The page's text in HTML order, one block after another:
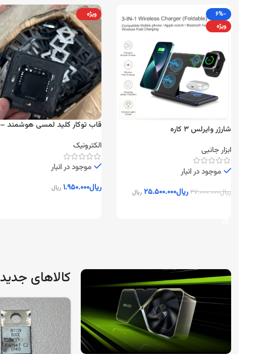
-۶%
ویژه
شارژر وایرلس ۳ کاره
ابزار جانبی
موجود در انبار
ریال۲۷.۰۰۰.۰۰۰ریال۲۵.۵۰۰.۰۰۰ ریال
ویژه
قاب توکار کلید لمسی هوشمند –
الکترونیک
موجود در انبار
ریال۱.۹۵۰.۰۰۰ ریال
کالاهای جدید